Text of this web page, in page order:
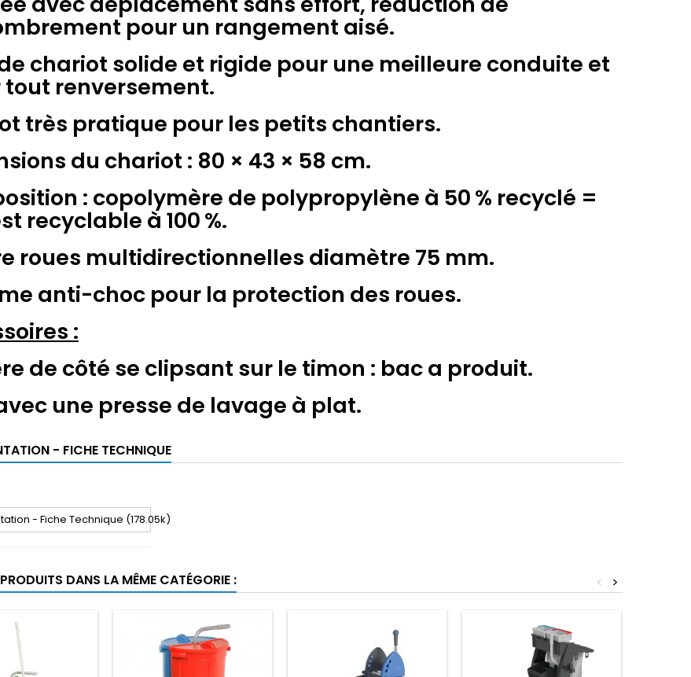
pour un rangement aisé.
chariot solide et rigide pour une meilleure conduite et
tout renversement.
très pratique pour les petits chantiers.
du chariot : 80 × 43 × 58 cm.
: copolymère de polypropylène à 50 % recyclé =
recyclable à 100 %.
roues multidirectionnelles diamètre 75 mm.
anti-choc pour la protection des roues.
:
de côté se clipsant sur le timon : bac a produit.
une presse de lavage à plat.
- FICHE TECHNIQUE
- Fiche Technique (178.05k)
DANS LA MÊME CATÉGORIE : >
<